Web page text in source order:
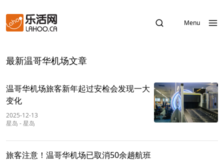
Menu
最新温哥华机场文章
温哥华机场旅客新年起过安检会发现一大
变化
2025-12-13
星岛 -星岛
旅客注意！温哥华机场已取消50余趟航班